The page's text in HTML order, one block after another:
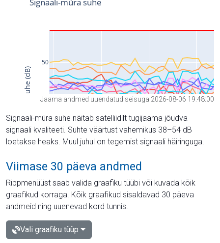
Jaama andmed uuendatud seisuga 2026-08-06 19:48:00
Signaali-müra suhe näitab satelliidilt tugijaama jõudva
signaali kvaliteeti. Suhte väärtust vahemikus 38–54 dB
loetakse heaks. Muul juhul on tegemist signaali häiringuga.
Viimase 30 päeva andmed
Rippmenüüst saab valida graafiku tüübi või kuvada kõik
graafikud korraga. Kõik graafikud sisaldavad 30 päeva
andmeid ning uuenevad kord tunnis.
Vali graafiku tüüp